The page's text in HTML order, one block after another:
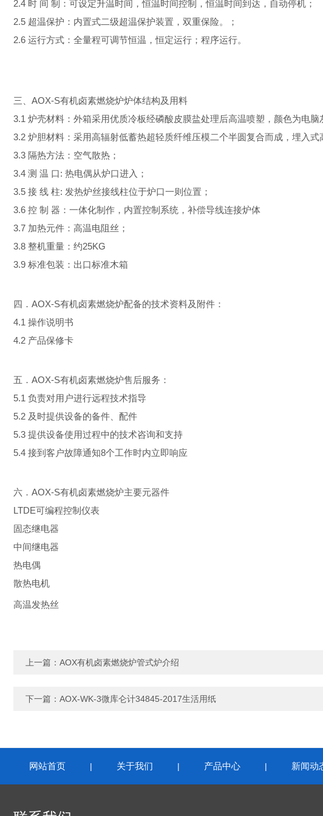
2.4 时 间 制：可设定升温时间，恒温时间控制，恒温时间到达，自动停机；
2.5 超温保护：内置式二级超温保护装置，双重保险。；
2.6 运行方式：全量程可调节恒温，恒定运行；程序运行。
三、 AOX-S有机卤素燃烧炉炉体结构及用料
3.1 炉壳材料：外箱采用优质冷板经磷酸皮膜盐处理后高温喷塑，颜色为电脑
3.2 炉胆材料：采用高辐射低蓄热超轻质纤维压模二个半圆复合而成，埋入式
3.3 隔热方法：空气散热；
3.4 测 温 口: 热电偶从炉口进入；
3.5 接 线 柱: 发热炉丝接线柱位于炉口一则位置；
3.6 控 制 器：一体化制作，内置控制系统，补偿导线连接炉体
3.7 加热元件：高温电阻丝；
3.8 整机重量：约25KG
3.9 标准包装：出口标准木箱
四． AOX-S有机卤素燃烧炉配备的技术资料及附件：
4.1 操作说明书
4.2 产品保修卡
五． AOX-S有机卤素燃烧炉售后服务：
5.1 负责对用户进行远程技术指导
5.2 及时提供设备的备件、配件
5.3 提供设备使用过程中的技术咨询和支持
5.4 接到客户故障通知8个工作时内立即响应
六． AOX-S有机卤素燃烧炉主要元器件
LTDE可编程控制仪表
固态继电器
中间继电器
热电偶
散热电机
高温发热丝
上一篇： AOX有机卤素燃烧炉管式炉介绍
下一篇： AOX-WK-3微库仑计34845-2017生活用纸
网站首页 | 关于我们 | 产品中心 | 新闻动